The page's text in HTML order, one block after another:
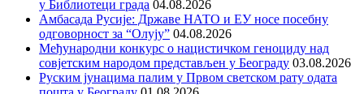
у Библиотеци града 04.08.2026
Амбасада Русије: Државе НАТО и ЕУ носе посебну
одговорност за “Олују” 04.08.2026
Међународни конкурс о нацистичком геноциду над
совјетским народом представљен у Београду 03.08.2026
Руским јунацима палим у Првом светском рату одата